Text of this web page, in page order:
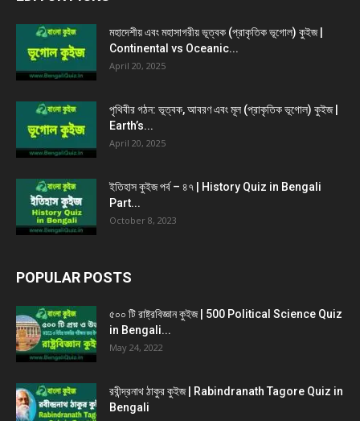
মহাদেশীয় এবং মহাসাগরীয় ভূত্বক (প্রাকৃতিক ভূগোল) কুইজ |
Continental vs Oceanic...
April 20, 2025
পৃথিবীর গঠন: ভূত্বক, আবরণ এবং মূল (প্রাকৃতিক ভূগোল) কুইজ |
Earth’s...
April 20, 2025
ইতিহাস কুইজ পর্ব – ৪৭ | History Quiz in Bengali
Part...
October 8, 2023
POPULAR POSTS
৫০০ টি রাষ্ট্রবিজ্ঞান কুইজ | 500 Political Science Quiz
in Bengali...
May 24, 2022
রবীন্দ্রনাথ ঠাকুর কুইজ | Rabindranath Tagore Quiz in
Bengali